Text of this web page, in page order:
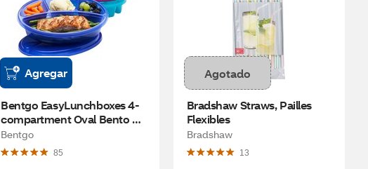
Agregar
Bentgo EasyLunchboxes 4-
compartment Oval Bento
Lunch Box, 4 ct
Bentgo
85
Agotado
Bradshaw Straws, Pailles
Flexibles
Bradshaw
13